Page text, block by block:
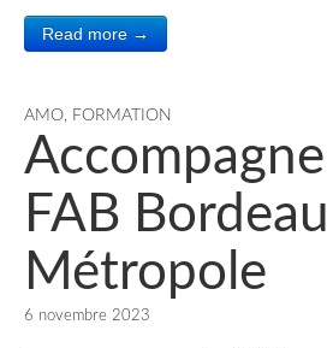
Read more →
AMO, FORMATION
FAB
Métropole
6 novembre 2023